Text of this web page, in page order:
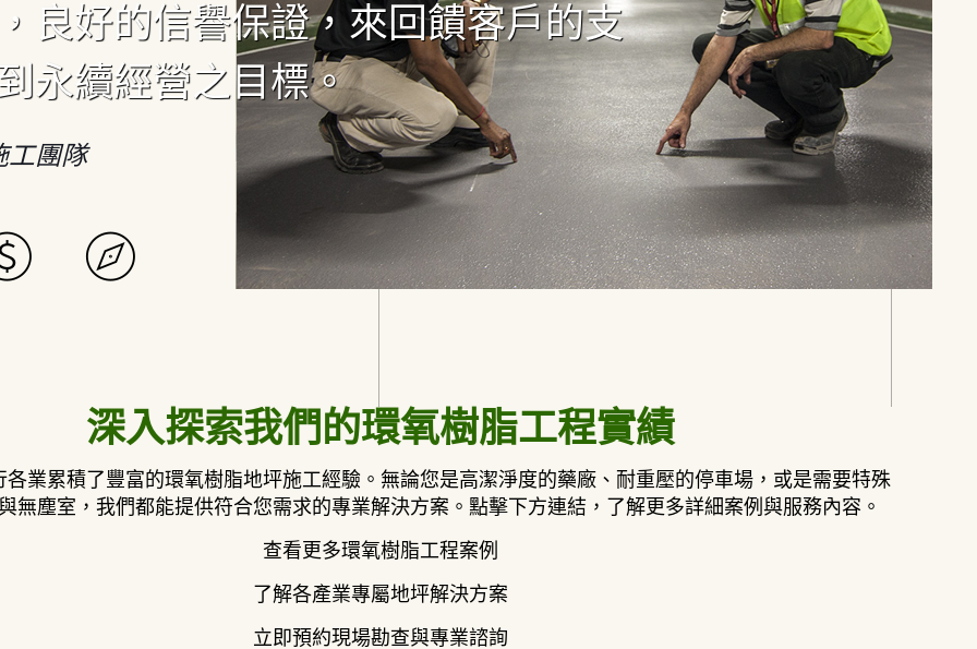
良好的信譽保證，來回饋客戶的支
永續經營之目標。
工團隊
深入探索我們的環氧樹脂工程實績
各業累積了豐富的環氧樹脂地坪施工經驗。無論您是高潔淨度的藥廠、耐重壓的停車場，或是需要特殊
無塵室，我們都能提供符合您需求的專業解決方案。點擊下方連結，了解更多詳細案例與服務內容。
查看更多環氧樹脂工程案例
了解各產業專屬地坪解決方案
立即預約現場勘查與專業諮詢